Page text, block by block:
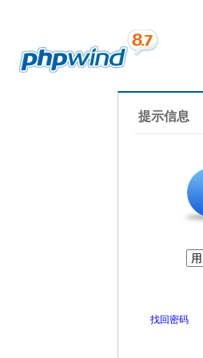
提示信息
找回密码